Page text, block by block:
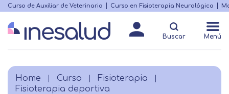
Skip
main
content
Menú
destacado
Curso de Auxiliar de Veterinaria Curso en Fisioterapia Neurológica
Buscar Menú
Breadcrumb
Home Curso
Fisioterapia
Fisioterapia deportiva
Matricularme